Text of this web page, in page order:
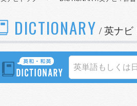
DICTIONARY / 英ナビ